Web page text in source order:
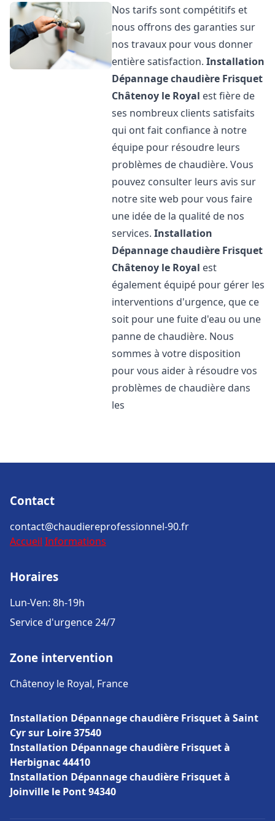
Nos tarifs sont compétitifs et
nous offrons des garanties sur
nos travaux pour vous donner
entière satisfaction.Installation
Dépannage chaudière Frisquet
Châtenoy le Royal est fière de
ses nombreux clients satisfaits
qui ont fait confiance à notre
équipe pour résoudre leurs
problèmes de chaudière. Vous
pouvez consulter leurs avis sur
notre site web pour vous faire
une idée de la qualité de nos
services.Installation
Dépannage chaudière Frisquet
Châtenoy le Royal est
également équipé pour gérer les
interventions d'urgence, que ce
soit pour une fuite d'eau ou une
panne de chaudière. Nous
sommes à votre disposition
pour vous aider à résoudre vos
problèmes de chaudière dans
les
Contact
contact@chaudiereprofessionnel-90.fr
Accueil Informations
Horaires
Lun-Ven: 8h-19h
Service d'urgence 24/7
Zone intervention
Châtenoy le Royal, France
Installation Dépannage chaudière Frisquet à Saint
Cyr sur Loire 37540
Installation Dépannage chaudière Frisquet à
Herbignac 44410
Installation Dépannage chaudière Frisquet à
Joinville le Pont 94340